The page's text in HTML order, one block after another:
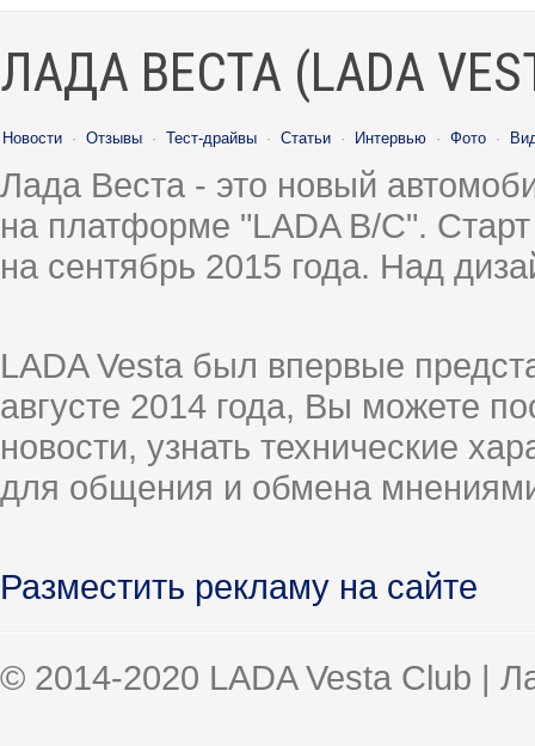
ЛАДА ВЕСТА (LADA
Новости · Отзывы · Тест-драйвы · Статьи · Интервью · Фото ·
Лада Веста - это новый
на платформе "LADA B/C".
на сентябрь 2015 года. Над
LADA Vesta был впервые
августе 2014 года, Вы можете
новости, узнать технические
для общения и обмена
Разместить рекламу на сайте
© 2014-2020 LADA Vesta Club |